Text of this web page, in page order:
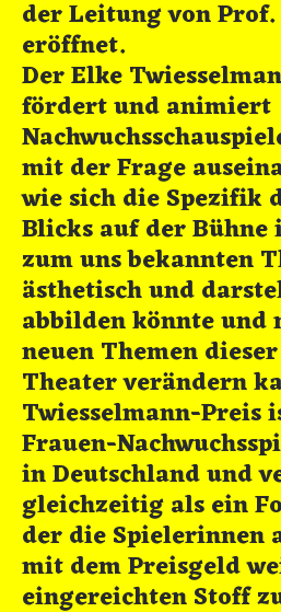
der Leitung von
eröffnet.
Der Elke
fördert und animiert
mit der Frage
wie sich die Spezifik
Blicks auf der Bühne
zum uns bekannten
ästhetisch und
abbilden könnte und
neuen Themen
Theater verändern
Twiesselmann-Preis
Frauen-
in Deutschland und
gleichzeitig als ein
der die Spielerinnen
mit dem Preisgeld
eingereichten Stoff